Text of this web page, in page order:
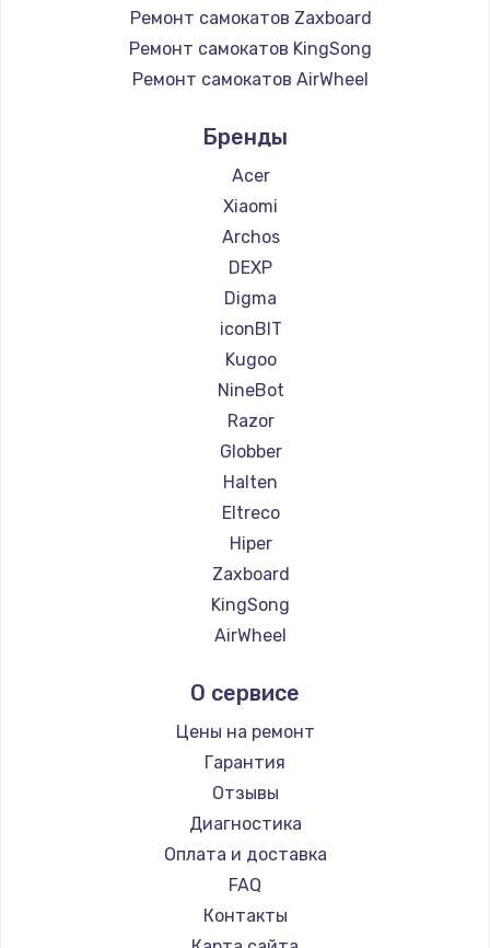
Ремонт самокатов Zaxboard
Ремонт самокатов KingSong
Ремонт самокатов AirWheel
Ремонт самокатов Hunter
Ремонт самокатов Shorner
Ремонт самокатов Joyor
Ремонт самокатов Minimotors
Ремонт самокатов Bork
Ремонт самокатов Segway
Ремонт самокатов KIRIN
Бренды
Acer
Xiaomi
Archos
DEXP
Digma
iconBIT
Kugoo
NineBot
Razor
Globber
Halten
Eltreco
Hiper
Zaxboard
KingSong
AirWheel
Hunter
Shorner
Joyor
Minimotors
Bork
Segway
KIRIN
О сервисе
Цены на ремонт
Гарантия
Отзывы
Диагностика
Оплата и доставка
FAQ
Контакты